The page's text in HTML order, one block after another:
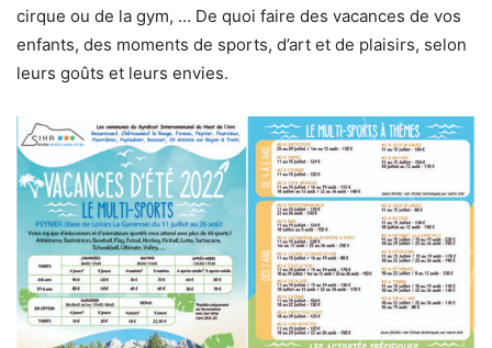
cirque ou de la gym, … De quoi faire des vacances de vos
enfants, des moments de sports, d’art et de plaisirs, selon
leurs goûts et leurs envies.